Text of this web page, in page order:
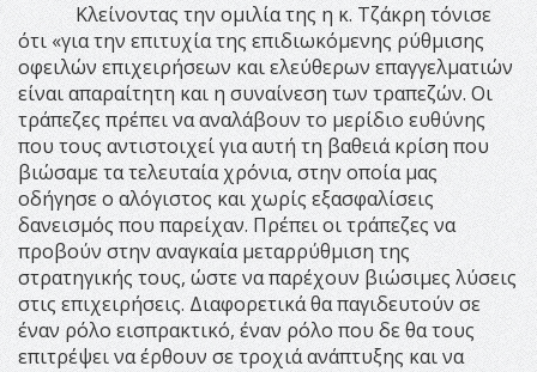
Κλείνοντας την ομιλία της η κ. Τζάκρη τόνισε
ότι «για την επιτυχία της επιδιωκόμενης ρύθμισης
οφειλών επιχειρήσεων και ελεύθερων επαγγελματιών
είναι απαραίτητη και η συναίνεση των τραπεζών. Οι
τράπεζες πρέπει να αναλάβουν το μερίδιο ευθύνης
που τους αντιστοιχεί για αυτή τη βαθειά κρίση που
βιώσαμε τα τελευταία χρόνια, στην οποία μας
οδήγησε ο αλόγιστος και χωρίς εξασφαλίσεις
δανεισμός που παρείχαν. Πρέπει οι τράπεζες να
προβούν στην αναγκαία μεταρρύθμιση της
στρατηγικής τους, ώστε να παρέχουν βιώσιμες λύσεις
στις επιχειρήσεις. Διαφορετικά θα παγιδευτούν σε
έναν ρόλο εισπρακτικό, έναν ρόλο που δε θα τους
επιτρέψει να έρθουν σε τροχιά ανάπτυξης και να